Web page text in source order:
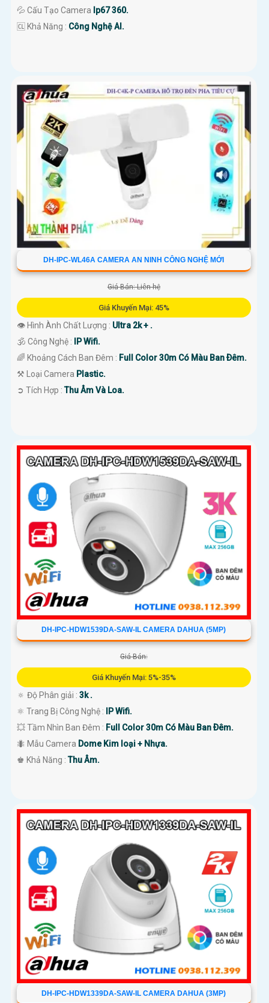
💦 Cấu Tạo Camera Ip67 360.
️🆑 Khả Năng : Công Nghệ AI.
DH-IPC-WL46A CAMERA AN NINH CÔNG NGHỆ MỚI
Giá Bán: Liên hệ
Giá Khuyến Mại: 45%
👁 Hình Ành Chất Lượng : Ultra 2k + .
🕉️ Công Nghệ :
IP Wifi.
🌈 Khoảng Cách Ban Đêm : Full Color 30m Có Màu Ban Ðêm.
⚒ Loại Camera Plastic.
️➲ Tích Hợp :Thu Âm Và Loa.
DH-IPC-HDW1539DA-SAW-IL CAMERA DAHUA (5MP)
Giá Bán:
Giá Khuyến Mại: 5%-35%
🔅 Độ Phân giải : 3k .
⚛️ Trang Bị Công Nghệ : IP Wifi.
💥 Tầm Nhìn Ban Đêm : Full Color 30m Có Màu Ban Ðêm.
🐜 Mẫu Camera Dome Kim loại + Nhựa.
️♚ Khả Năng :Thu Âm.
DH-IPC-HDW1339DA-SAW-IL CAMERA DAHUA (3MP)